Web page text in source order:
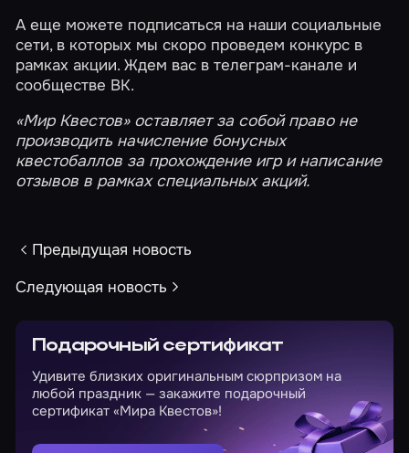
А еще можете подписаться на наши социальные
сети, в которых мы скоро проведем конкурс в
рамках акции. Ждем вас втелеграм-канале и
сообществе ВК.
«Мир Квестов» оставляет за собой право не
производить начисление бонусных
квестобаллов за прохождение игр и написание
отзывов в рамках специальных акций.
Предыдущая новость
Следующая новость
Подарочный сертификат
Удивите близких оригинальным сюрпризом на
любой праздник — закажите подарочный
сертификат «Мира Квестов»!